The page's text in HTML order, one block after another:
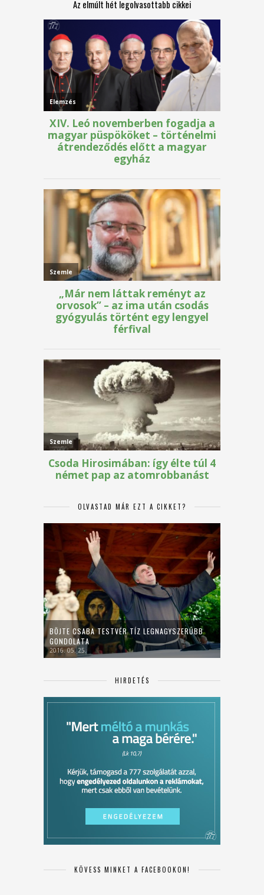
Az elmúlt hét legolvasottabb cikkei
OLVASTAD MÁR EZT A CIKKET?
BÖJTE CSABA TESTVÉR TÍZ LEGNAGYSZERŰBB
GONDOLATA
2016. 05. 25.
HIRDETÉS
KÖVESS MINKET A FACEBOOKON!